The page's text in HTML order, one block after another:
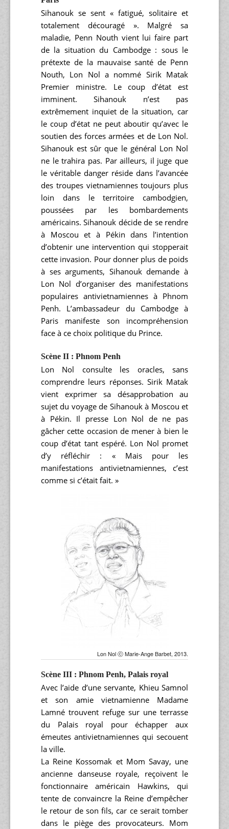
Sihanouk se sent « fatigué, solitaire et
totalement découragé ». Malgré sa
maladie, Penn Nouth vient lui faire part
de la situation du Cambodge : sous le
prétexte de la mauvaise santé de Penn
Nouth, Lon Nol a nommé Sirik Matak
Premier ministre. Le coup d’état est
imminent. Sihanouk n’est pas
extrêmement inquiet de la situation, car
le coup d’état ne peut aboutir qu’avec le
soutien des forces armées et de Lon Nol.
Sihanouk est sûr que le général Lon Nol
ne le trahira pas. Par ailleurs, il juge que
le véritable danger réside dans l’avancée
des troupes vietnamiennes toujours plus
loin dans le territoire cambodgien,
poussées par les bombardements
américains. Sihanouk décide de se rendre
à Moscou et à Pékin dans l’intention
d’obtenir une intervention qui stopperait
cette invasion. Pour donner plus de poids
à ses arguments, Sihanouk demande à
Lon Nol d’organiser des manifestations
populaires antivietnamiennes à Phnom
Penh. L’ambassadeur du Cambodge à
Paris manifeste son incompréhension
face à ce choix politique du Prince.
Scène II : Phnom Penh
Lon Nol consulte les oracles, sans
comprendre leurs réponses. Sirik Matak
vient exprimer sa désapprobation au
sujet du voyage de Sihanouk à Moscou et
à Pékin. Il presse Lon Nol de ne pas
gâcher cette occasion de mener à bien le
coup d’état tant espéré. Lon Nol promet
d’y réfléchir : « Mais pour les
manifestations antivietnamiennes, c’est
comme si c’était fait. »
Lon Nol ⓒ Marie-Ange Barbet, 2013.
Scène III : Phnom Penh, Palais royal
Avec l’aide d’une servante, Khieu Samnol
et son amie vietnamienne Madame
Lamné trouvent refuge sur une terrasse
du Palais royal pour échapper aux
émeutes antivietnamiennes qui secouent
la ville.
La Reine Kossomak et Mom Savay, une
ancienne danseuse royale, reçoivent le
fonctionnaire américain Hawkins, qui
tente de convaincre la Reine d’empêcher
le retour de son fils, car ce serait tomber
dans le piège des provocateurs. Mom